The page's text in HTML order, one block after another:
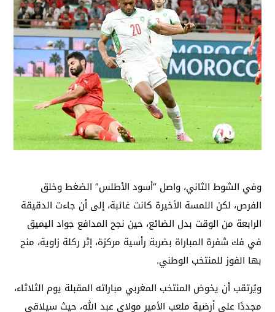
وفي الشوط الثاني، واصل “أسود الأطلس” الضغط وخلق
الفرص، لكن اللمسة الأخيرة كانت غائبة، إلى أن جاءت الدقيقة
الرابعة من الوقت بدل الضائع، حين نجح المدافع جواد اليميق
في فك شفرة المباراة بضربة رأسية مركزة، إثر ركلة زاوية، منح
بها الفوز للمنتخب الوطني.
ويُرتقب أن يخوض المنتخب المغربي مباراته المقبلة يوم الثلاثاء،
مجددًا على أرضية ملعب الأمير مولاي عبد الله، حيث سيلاقي